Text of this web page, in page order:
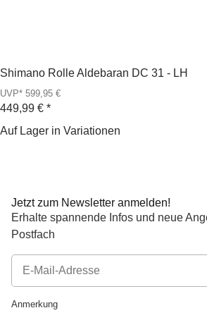
Shimano Rolle Aldebaran DC 31 - LH
UVP* 599,95 €
449,99 € *
Auf Lager in Variationen
Jetzt zum Newsletter anmelden!
Erhalte spannende Infos und neue
Postfach
Anmerkung